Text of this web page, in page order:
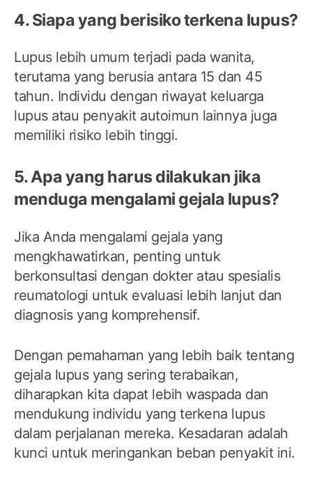
4. Siapa yang berisiko terkena lupus?
Lupus lebih umum terjadi pada wanita,
terutama yang berusia antara 15 dan 45
tahun. Individu dengan riwayat keluarga
lupus atau penyakit autoimun lainnya juga
memiliki risiko lebih tinggi.
5. Apa yang harus dilakukan jika
menduga mengalami gejala lupus?
Jika Anda mengalami gejala yang
mengkhawatirkan, penting untuk
berkonsultasi dengan dokter atau spesialis
reumatologi untuk evaluasi lebih lanjut dan
diagnosis yang komprehensif.
Dengan pemahaman yang lebih baik tentang
gejala lupus yang sering terabaikan,
diharapkan kita dapat lebih waspada dan
mendukung individu yang terkena lupus
dalam perjalanan mereka. Kesadaran adalah
kunci untuk meringankan beban penyakit ini.